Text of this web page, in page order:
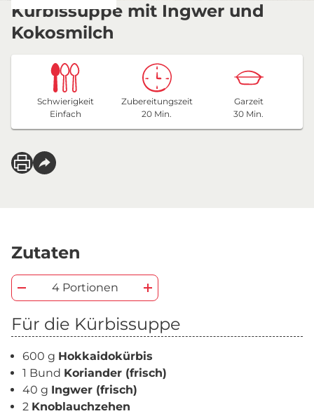
Kürbissuppe mit Ingwer und
Kokosmilch
Schwierigkeit
Einfach
Zubereitungszeit
20 Min.
Garzeit
30 Min.
Zutaten
4 Portionen
Für die Kürbissuppe
600 g Hokkaidokürbis
1 Bund Koriander (frisch)
40 g Ingwer (frisch)
2 Knoblauchzehen